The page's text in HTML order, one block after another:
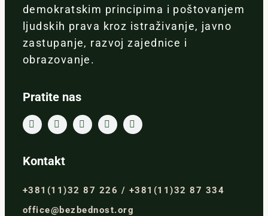
demokratskim principima i poštovanjem
ljudskih prava kroz istraživanje, javno
zastupanje, razvoj zajednice i
obrazovanje.
Pratite nas
Kontakt
+381(11)32 87 226 / +381(11)32 87 334
office@bezbednost.org